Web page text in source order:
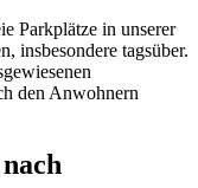
Parkplätze in unserer
insbesondere tagsüber.
den Anwohnern